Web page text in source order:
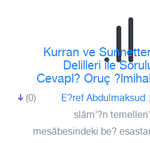
Kurran ve
Delilleri ile
Cevapl? Oruç
(0)
E?ref Abdulmaksud
?slâm’?n temelleri
mesâbesindeki be?